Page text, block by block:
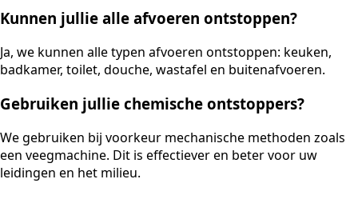
Kunnen jullie alle afvoeren ontstoppen?
Ja, we kunnen alle typen afvoeren ontstoppen: keuken,
badkamer, toilet, douche, wastafel en buitenafvoeren.
Gebruiken jullie chemische ontstoppers?
We gebruiken bij voorkeur mechanische methoden zoals
een veegmachine. Dit is effectiever en beter voor uw
leidingen en het milieu.